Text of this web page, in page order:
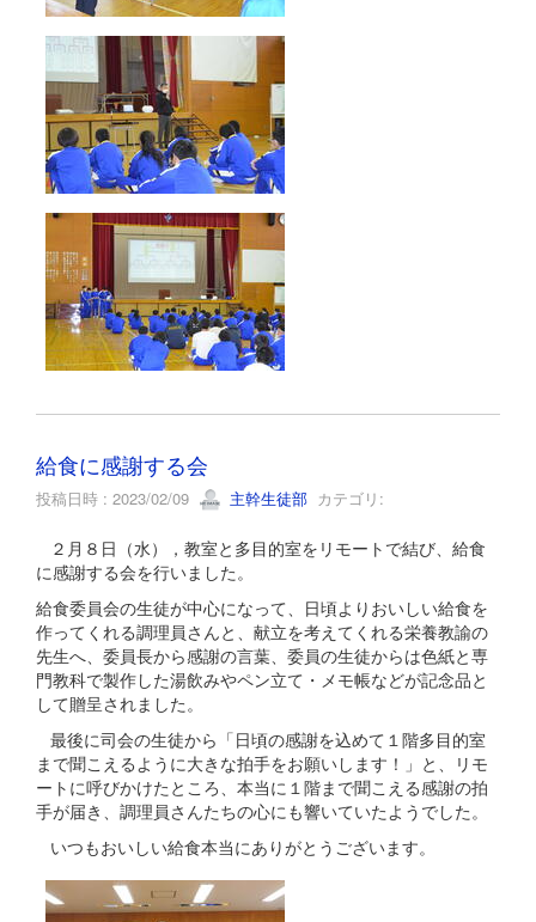
給食に感謝する会
投稿日時 : 2023/02/09 主幹生徒部 カテゴリ:
２月８日（水），教室と多目的室をリモートで結び、給食
に感謝する会を行いました。
給食委員会の生徒が中心になって、日頃よりおいしい給食を
作ってくれる調理員さんと、献立を考えてくれる栄養教諭の
先生へ、委員長から感謝の言葉、委員の生徒からは色紙と専
門教科で製作した湯飲みやペン立て・メモ帳などが記念品と
して贈呈されました。
最後に司会の生徒から「日頃の感謝を込めて１階多目的室
まで聞こえるように大きな拍手をお願いします！」と、リモ
ートに呼びかけたところ、本当に１階まで聞こえる感謝の拍
手が届き、調理員さんたちの心にも響いていたようでした。
いつもおいしい給食本当にありがとうございます。